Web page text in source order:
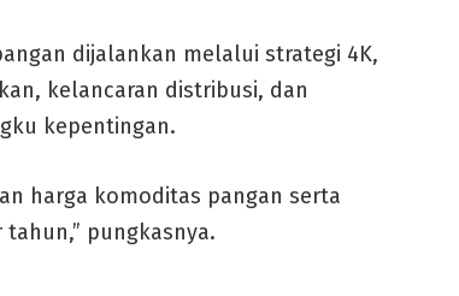
dijalankan melalui strategi 4K,
kelancaran distribusi, dan
kepentingan.
harga komoditas pangan serta
pungkasnya.